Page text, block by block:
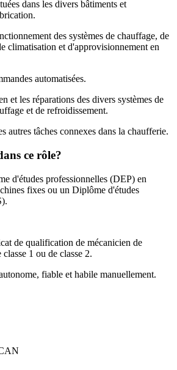
dans les divers bâtiments et
des systèmes de chauffage, de
climatisation et d'approvisionnement en
automatisées.
et les réparations des divers systèmes de
et de refroidissement.
autres tâches connexes dans la chaufferie.
ce rôle?
d'études professionnelles (DEP) en
fixes ou un Diplôme d'études
de qualification de mécanicien de
1 ou de classe 2.
fiable et habile manuellement.